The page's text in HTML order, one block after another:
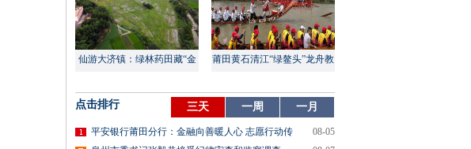
仙游大济镇：绿林药田藏“金
莆田黄石清江“绿鳌头”龙舟教
点击排行 三天 一周 一月
平安银行莆田分行：金融向善暖人心 志愿行动传
08-05